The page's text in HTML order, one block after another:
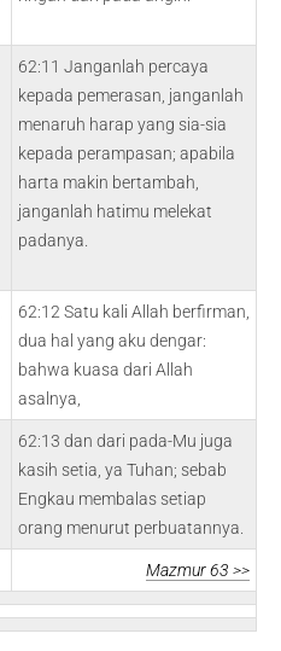
62:11 Janganlah percaya
kepada pemerasan, janganlah
menaruh harap yang sia-sia
kepada perampasan; apabila
harta makin bertambah,
janganlah hatimu melekat
padanya.
62:12 Satu kali Allah berfirman,
dua hal yang aku dengar:
bahwa kuasa dari Allah
asalnya,
62:13 dan dari pada-Mu juga
kasih setia, ya Tuhan; sebab
Engkau membalas setiap
orang menurut perbuatannya.
Mazmur 63 >>